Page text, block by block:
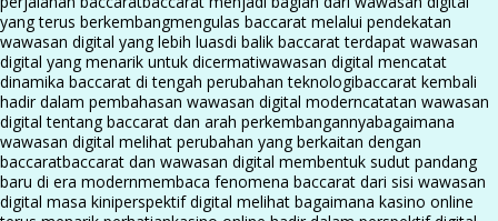
yang terus berkembangmengulas baccarat melalui pendekatan
wawasan digital yang lebih luasdi balik baccarat terdapat wawasan
digital yang menarik untuk dicermatiwawasan digital mencatat
dinamika baccarat di tengah perubahan teknologibaccarat kembali
hadir dalam pembahasan wawasan digital moderncatatan wawasan
digital tentang baccarat dan arah perkembangannyabagaimana
wawasan digital melihat perubahan yang berkaitan dengan
baccaratbaccarat dan wawasan digital membentuk sudut pandang
baru di era modernmembaca fenomena baccarat dari sisi wawasan
digital masa kiniperspektif digital melihat bagaimana kasino online